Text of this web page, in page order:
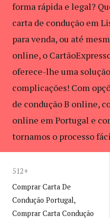
forma rápida e legal?
carta de condução em
para venda, ou até
online, o
oferece-lhe uma
complicações! Com
de condução B online,
online em Portugal e
tornamos o processo
512+
Comprar Carta De
Condução Portugal,
Comprar Carta Condução